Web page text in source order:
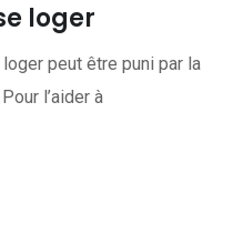
loger
peut être puni par la
l’aider à